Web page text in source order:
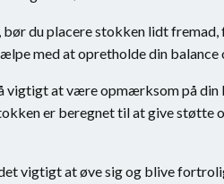
bør du placere stokken lidt
med at opretholde din
vigtigt at være opmærksom på din
er beregnet til at give støtte
vigtigt at øve sig og blive